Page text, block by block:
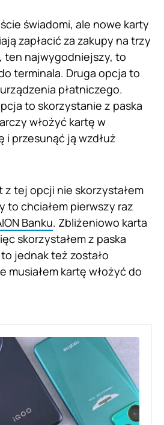
świadomi, ale nowe karty
zapłacić za zakupy na trzy
ten najwygodniejszy, to
terminala. Druga opcja to
płatniczego.
to skorzystanie z paska
włożyć kartę w
i przesunąć ją wzdłuż
z tej opcji nie skorzystałem
to chciałem pierwszy raz
Banku. Zbliżeniowo karta
skorzystałem z paska
jednak też zostało
musiałem kartę włożyć do